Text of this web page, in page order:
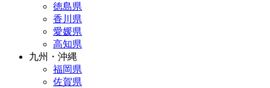
徳島県
香川県
愛媛県
高知県
九州・沖縄
福岡県
佐賀県